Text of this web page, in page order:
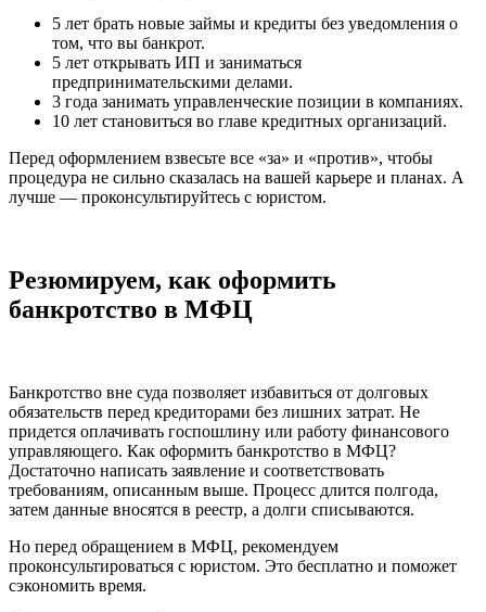
5 лет брать новые займы и кредиты без уведомления о
том, что вы банкрот.
5 лет открывать ИП и заниматься
предпринимательскими делами.
3 года занимать управленческие позиции в компаниях.
10 лет становиться во главе кредитных организаций.
Перед оформлением взвесьте все «за» и «против», чтобы
процедура не сильно сказалась на вашей карьере и планах. А
лучше — проконсультируйтесь с юристом.
Резюмируем, как оформить
банкротство в МФЦ
Банкротство вне суда позволяет избавиться от долговых
обязательств перед кредиторами без лишних затрат. Не
придется оплачивать госпошлину или работу финансового
управляющего. Как оформить банкротство в МФЦ?
Достаточно написать заявление и соответствовать
требованиям, описанным выше. Процесс длится полгода,
затем данные вносятся в реестр, а долги списываются.
Но перед обращением в МФЦ, рекомендуем
проконсультироваться с юристом. Это бесплатно и поможет
сэкономить время.